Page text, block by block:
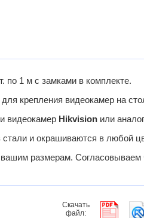
по 1 м с замками в комплекте.
крепления видеокамер на
видеокамер Hikvisionили
и окрашиваются в любой
размерам. Согласовываем
Скачать
файл: